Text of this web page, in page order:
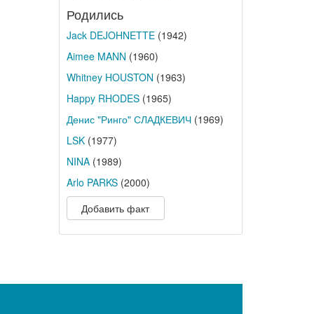
Родились
Jack DEJOHNETTE(1942)
Aimee MANN (1960)
Whitney HOUSTON (1963)
Happy RHODES(1965)
Денис "Ринго" СЛАДКЕВИЧ(1969)
LSK(1977)
NINA(1989)
Arlo PARKS(2000)
Добавить факт